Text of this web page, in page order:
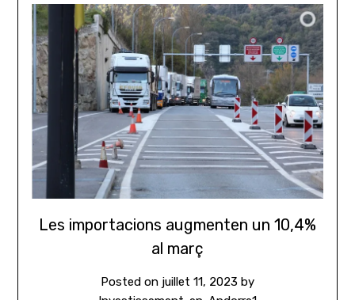
Les importacions augmenten un 10,4%
al març
Posted on juillet 11, 2023 by